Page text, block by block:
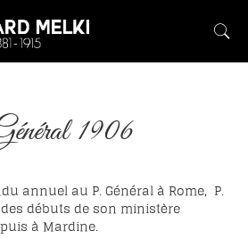
1906
annuel au P. Général à Rome, P.
débuts de son ministère
à Mardine.